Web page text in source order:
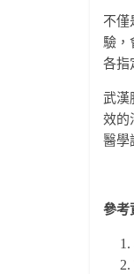
不僅
驗，
各指
武漢
效的
醫學
參考